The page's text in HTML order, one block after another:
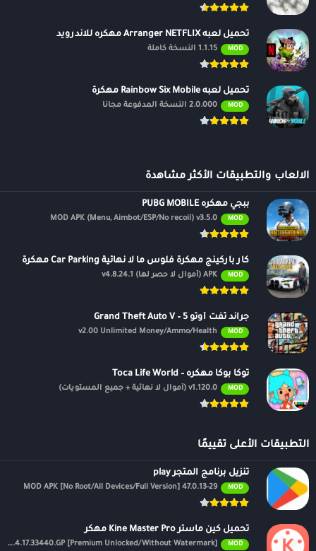
تحميل لعبه Arranger NETFLIX مهكره للاندرويد
MOD 1.1.15 النسخة كاملة
تحميل لعبه Rainbow Six Mobile مهكرة
MOD 2.0.000 النسخة المدفوعة مجانًا
الالعاب والتطبيقات الأكثر مشاهدة
ببجي مهكره PUBG MOBILE
MOD
MOD APK (Menu, Aimbot/ESP/No recoil) v3.5.0
كار باركينج مهكرة فلوس ما لا نهائية Car Parking مهكرة
MOD APK (أموال لا حصر لها) v4.8.24.1
جراند ثفت أوتو 5 – Grand Theft Auto V
MOD
v2.00 Unlimited Money/Ammo/Health
توكا بوكا مهكره – Toca Life World
MOD v1.120.0 (أموال لا نهائية + جميع المستويات)
التطبيقات الأعلى تقييمًا
تنزيل برنامج المتجر play
MOD
47.0.13-29 MOD APK [No Root/All Devices/Full Version]
تحميل كين ماستر Kine Master Pro مهكر
MOD
APK v7.4.17.33440.GP [Premium Unlocked/Without Watermark]